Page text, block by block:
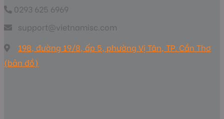
0293 625 6969
support@vietnamisc.com
198, đường 19/8, ấp 5, phường Vị Tân, TP. Cần Thơ
(bản đồ)